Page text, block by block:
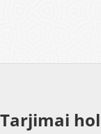
Tarjimai hol